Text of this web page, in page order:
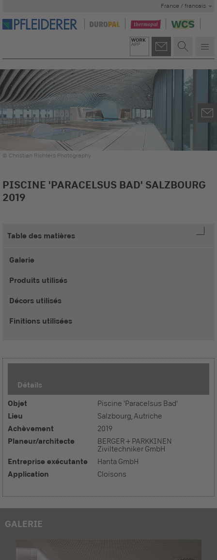
France / francais
© Christian Richters Photography
PISCINE 'PARACELSUS BAD' SALZBOURG
2019
Table des matières
Galerie
Produits utilisés
Décors utilisés
Finitions utilisées
Détails
Objet Piscine 'Paracelsus Bad'
Lieu Salzbourg, Autriche
Achèvement 2019
Planeur/architecte
BERGER + PARKKINEN
Ziviltechniker GmbH
Entreprise exécutante Hanta GmbH
Application Cloisons
GALERIE